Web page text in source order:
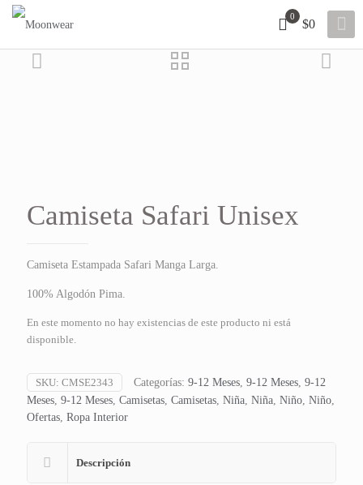
0
$0
Camiseta Safari Unisex
Camiseta Estampada Safari Manga Larga.
100% Algodón Pima.
En este momento no hay existencias de este producto ni está
disponible.
SKU: CMSE2343 Categorías: 9-12 Meses, 9-12 Meses, 9-12
Meses, 9-12 Meses, Camisetas, Camisetas, Niña, Niña, Niño, Niño,
Ofertas, Ropa Interior
Descripción